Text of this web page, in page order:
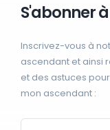
S'abonner
Inscrivez-vous à
ascendant et ainsi
et des astuces
mon ascendant :